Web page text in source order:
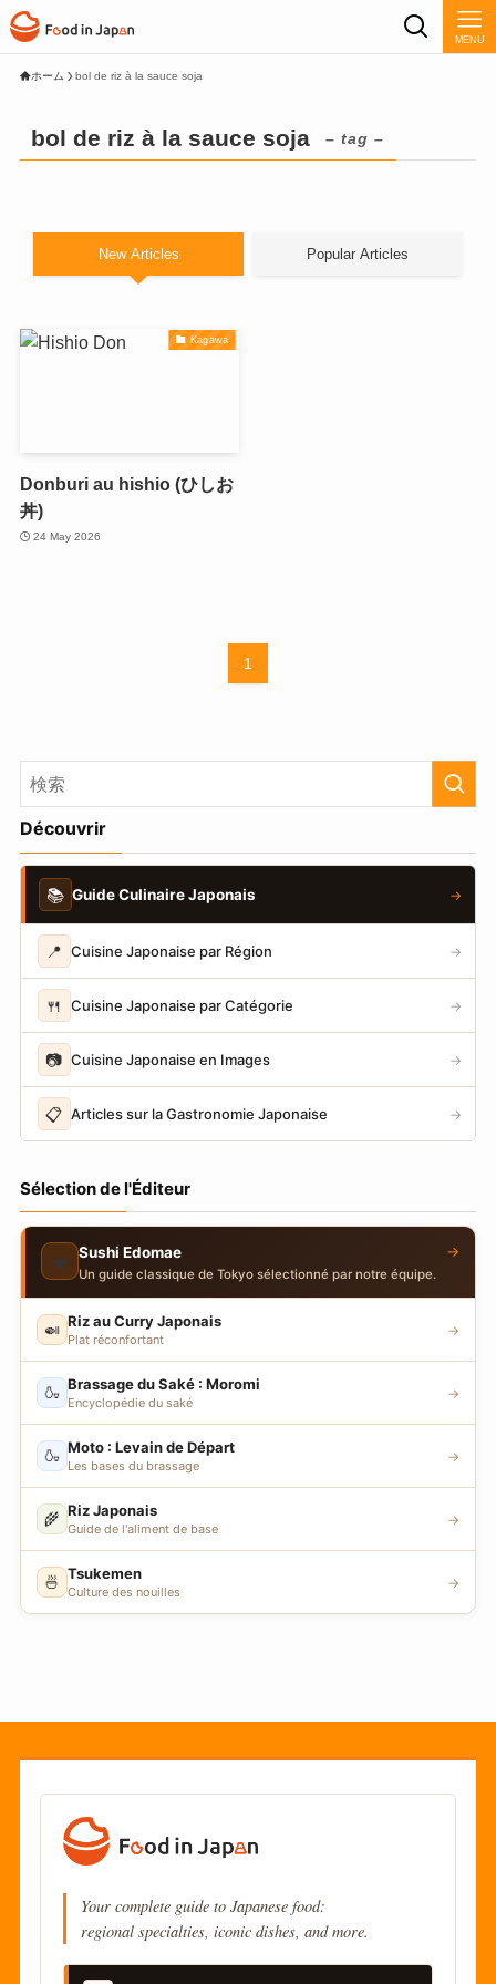
MENU
ホーム bol de riz à la sauce soja
bol de riz à la sauce soja – tag –
New Articles Popular Articles
Kagawa
Donburi au hishio (ひしお
丼)
24 May 2026
1
Découvrir
📚 Guide Culinaire Japonais →
📍 Cuisine Japonaise par Région →
🍴 Cuisine Japonaise par Catégorie →
📷 Cuisine Japonaise en Images →
📋 Articles sur la Gastronomie Japonaise →
Sélection de l'Éditeur
🍣 Sushi Edomae
Un guide classique de Tokyo sélectionné par notre équipe.
→
🍛 Riz au Curry Japonais
Plat réconfortant
→
🍶 Brassage du Saké : Moromi
Encyclopédie du saké
→
🍶 Moto : Levain de Départ
Les bases du brassage
→
🌾 Riz Japonais
Guide de l'aliment de base
→
🍜 Tsukemen
Culture des nouilles
→
Your complete guide to Japanese food:
regional specialties, iconic dishes, and more.